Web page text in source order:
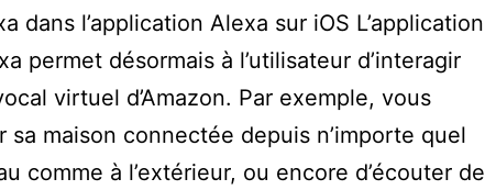
dans l’application Alexa sur iOS L’application
permet désormais à l’utilisateur d’interagir
virtuel d’Amazon. Par exemple, vous
sa maison connectée depuis n’importe quel
comme à l’extérieur, ou encore d’écouter de